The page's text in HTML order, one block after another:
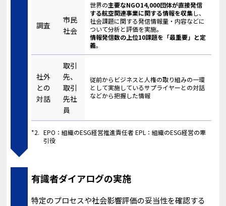
調査
市民
社会
世界の主要なNGO14,000団体が直接発信
する航空関連事業に関する情報を収集し、
社会課題に関する発信情報量・内容などに
ついて分析と評価を実施。
情報発信数の上位10課題を「最重要」と定
義。
社外
との
対話
取引
先、
取引
先社
員
従前からビジネスと人権の取り組みの一環
として実施しているサプライヤーとの対話
などから把握した情報
*2. EPO：組織のESG経営推進責任者 EPL：組織のESG経営の牽
引役
有識者ダイアログの実施
特定のプロセスや社会影響評価の妥当性を確認する